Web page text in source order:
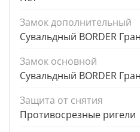
Замок дополнительный
Сувальдный BORDER
Замок основной
Сувальдный BORDER
Защита от снятия
Противосрезные ригели